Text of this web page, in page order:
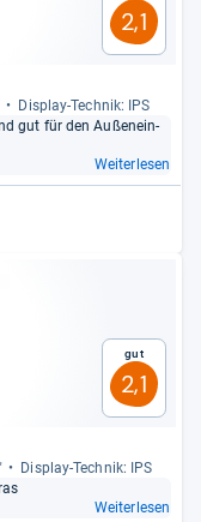
2,1
Dis­play-​Tech­nik: IPS
gut für den Außen­ein­
Weiterlesen
Gut
2,1
Dis­play-​Tech­nik: IPS
Weiterlesen